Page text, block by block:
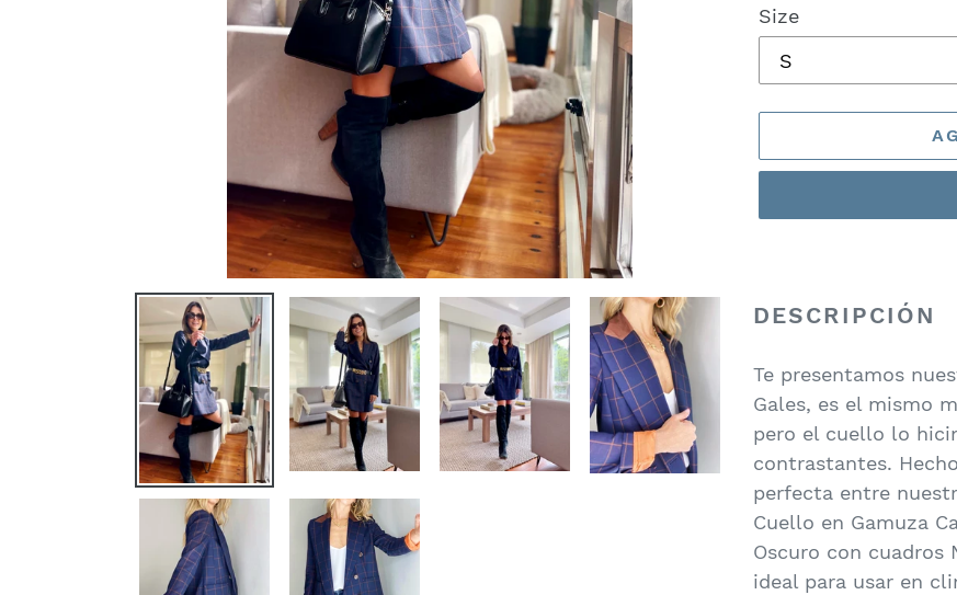
Size
producto
tu
carrito
de
compra
DESCRIPCIÓN
Te presentamos
Gales, es el mismo
pero el cuello lo
contrastantes.
perfecta entre
Cuello en Gamuza
Oscuro con cuadros
ideal para usar en